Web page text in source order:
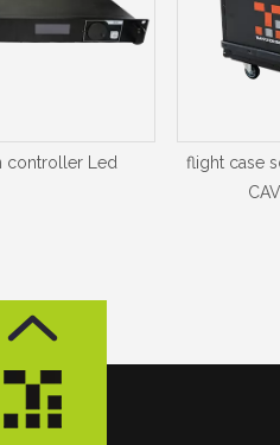
controller Led
flight case